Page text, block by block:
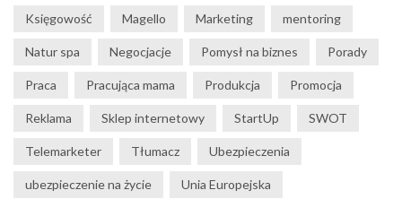
Księgowość Magello Marketing mentoring
Natur spa Negocjacje Pomysł na biznes Porady
Praca Pracująca mama Produkcja Promocja
Reklama Sklep internetowy StartUp SWOT
Telemarketer Tłumacz Ubezpieczenia
ubezpieczenie na życie Unia Europejska